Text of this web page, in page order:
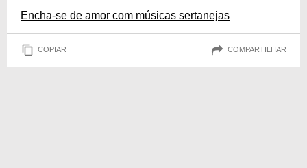
Encha-se de amor com músicas sertanejas
COPIAR COMPARTILHAR